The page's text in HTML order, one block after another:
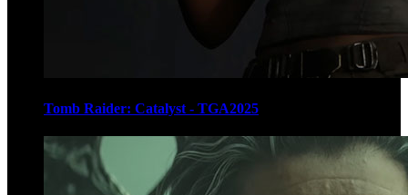
Tomb Raider: Catalyst - TGA2025